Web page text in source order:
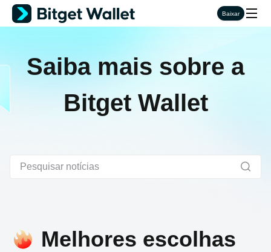
Baixar
Saiba mais sobre a
Bitget Wallet
Melhores escolhas